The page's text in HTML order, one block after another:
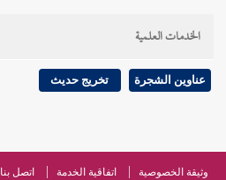
الخدمات العلمية
عناوين الشجرة تخريج حديث
وثيقة الخصوصية اتفاقية الخدمة اتصل بنا